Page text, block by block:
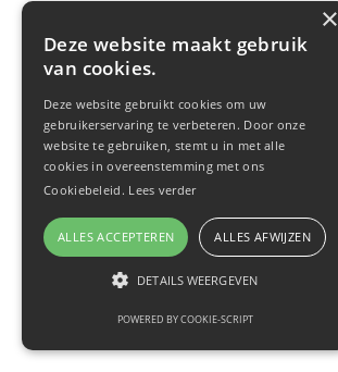
×
Deze website maakt gebruik
van cookies.
Deze website gebruikt cookies om uw
gebruikerservaring te verbeteren. Door onze
website te gebruiken, stemt u in met alle
cookies in overeenstemming met ons
Cookiebeleid. Lees verder
ALLES ACCEPTEREN ALLES AFWIJZEN
DETAILS WEERGEVEN
POWERED BY COOKIE-SCRIPT